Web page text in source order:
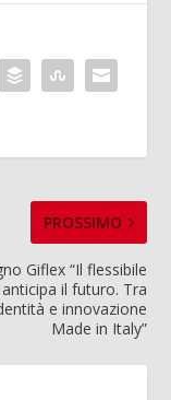
PROSSIMO
Giflex “Il flessibile
il futuro. Tra
e innovazione
Made in Italy”